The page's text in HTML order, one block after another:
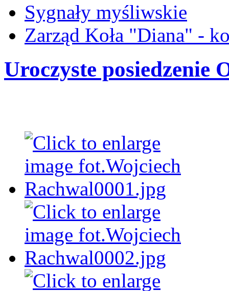
Sygnały myśliwskie
Zarząd Koła "Diana" -
Uroczyste posiedzenie